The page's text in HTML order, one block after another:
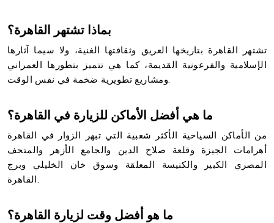
بماذا تشتهر القاهرة؟
تشتهر القاهرة بتاريخها العريق وثقافتها الغنية، ولا سيما آثارها
الإسلامية والفرعونية القديمة، كما هي تتميز بتطورها العمراني
ما هي أفضل الأماكن للزيارة في القاهرة؟
من الأماكن السياحية الأكثر شعبية التي تبهر الزوار في القاهرة
أهرامات الجيزة وقلعة صلاح الدين والجامع الأزهر والمتحف
المصري الكبير والكنيسة المعلقة وسوق خان الخليلي وبرج
ما هو أفضل وقت لزيارة القاهرة؟